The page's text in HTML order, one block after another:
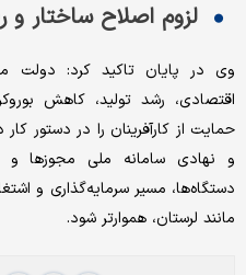
لزوم اصلاح ساختار و
وی در پایان تاکید کرد: دولت
اقتصادی، رشد تولید، کاهش
حمایت از کارآفرینان را در دستور
و نهادی سامانه ملی مجوزها و
دستگاه‌‌‌ها، مسیر سرمایه‌گذاری و
مانند لرستان، هموارتر شود.